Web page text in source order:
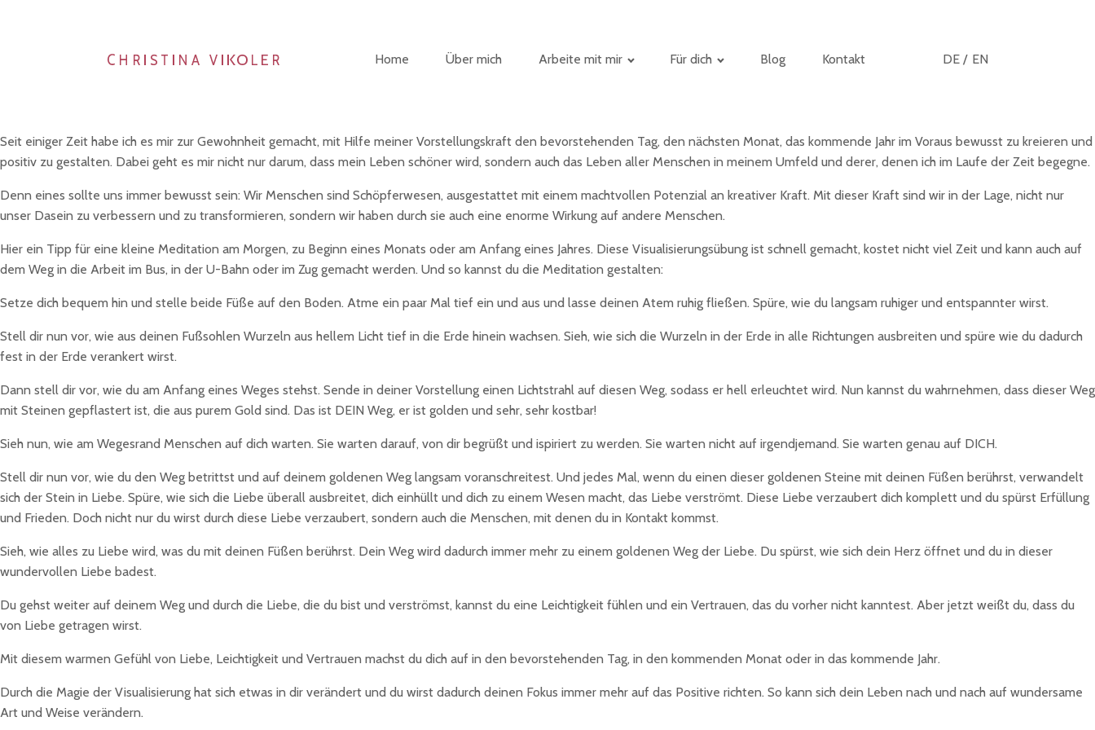
Home Über mich Arbeite mit mir Für dich Blog Kontakt DE / EN
Seit einiger Zeit habe ich es mir zur Gewohnheit gemacht, mit Hilfe meiner Vorstellungskraft den bevorstehenden Tag, den nächsten Monat, das kommende Jahr im Voraus bewusst zu kreieren und
positiv zu gestalten. Dabei geht es mir nicht nur darum, dass mein Leben schöner wird, sondern auch das Leben aller Menschen in meinem Umfeld und derer, denen ich im Laufe der Zeit begegne.
Denn eines sollte uns immer bewusst sein: Wir Menschen sind Schöpferwesen, ausgestattet mit einem machtvollen Potenzial an kreativer Kraft. Mit dieser Kraft sind wir in der Lage, nicht nur
unser Dasein zu verbessern und zu transformieren, sondern wir haben durch sie auch eine enorme Wirkung auf andere Menschen.
Hier ein Tipp für eine kleine Meditation am Morgen, zu Beginn eines Monats oder am Anfang eines Jahres. Diese Visualisierungsübung ist schnell gemacht, kostet nicht viel Zeit und kann auch auf
dem Weg in die Arbeit im Bus, in der U-Bahn oder im Zug gemacht werden. Und so kannst du die Meditation gestalten:
Setze dich bequem hin und stelle beide Füße auf den Boden. Atme ein paar Mal tief ein und aus und lasse deinen Atem ruhig fließen. Spüre, wie du langsam ruhiger und entspannter wirst.
Stell dir nun vor, wie aus deinen Fußsohlen Wurzeln aus hellem Licht tief in die Erde hinein wachsen. Sieh, wie sich die Wurzeln in der Erde in alle Richtungen ausbreiten und spüre wie du dadurch
fest in der Erde verankert wirst.
Dann stell dir vor, wie du am Anfang eines Weges stehst. Sende in deiner Vorstellung einen Lichtstrahl auf diesen Weg, sodass er hell erleuchtet wird. Nun kannst du wahrnehmen, dass dieser Weg
mit Steinen gepflastert ist, die aus purem Gold sind. Das ist DEIN Weg, er ist golden und sehr, sehr kostbar!
Sieh nun, wie am Wegesrand Menschen auf dich warten. Sie warten darauf, von dir begrüßt und ispiriert zu werden. Sie warten nicht auf irgendjemand. Sie warten genau auf DICH.
Stell dir nun vor, wie du den Weg betrittst und auf deinem goldenen Weg langsam voranschreitest. Und jedes Mal, wenn du einen dieser goldenen Steine mit deinen Füßen berührst, verwandelt
sich der Stein in Liebe. Spüre, wie sich die Liebe überall ausbreitet, dich einhüllt und dich zu einem Wesen macht, das Liebe verströmt. Diese Liebe verzaubert dich komplett und du spürst Erfüllung
und Frieden. Doch nicht nur du wirst durch diese Liebe verzaubert, sondern auch die Menschen, mit denen du in Kontakt kommst.
Sieh, wie alles zu Liebe wird, was du mit deinen Füßen berührst. Dein Weg wird dadurch immer mehr zu einem goldenen Weg der Liebe. Du spürst, wie sich dein Herz öffnet und du in dieser
wundervollen Liebe badest.
Du gehst weiter auf deinem Weg und durch die Liebe, die du bist und verströmst, kannst du eine Leichtigkeit fühlen und ein Vertrauen, das du vorher nicht kanntest. Aber jetzt weißt du, dass du
von Liebe getragen wirst.
Mit diesem warmen Gefühl von Liebe, Leichtigkeit und Vertrauen machst du dich auf in den bevorstehenden Tag, in den kommenden Monat oder in das kommende Jahr.
Durch die Magie der Visualisierung hat sich etwas in dir verändert und du wirst dadurch deinen Fokus immer mehr auf das Positive richten. So kann sich dein Leben nach und nach auf wundersame
Art und Weise verändern.